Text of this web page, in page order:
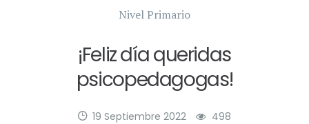
Nivel Primario
¡Feliz día queridas
psicopedagogas!
19 Septiembre 2022 498